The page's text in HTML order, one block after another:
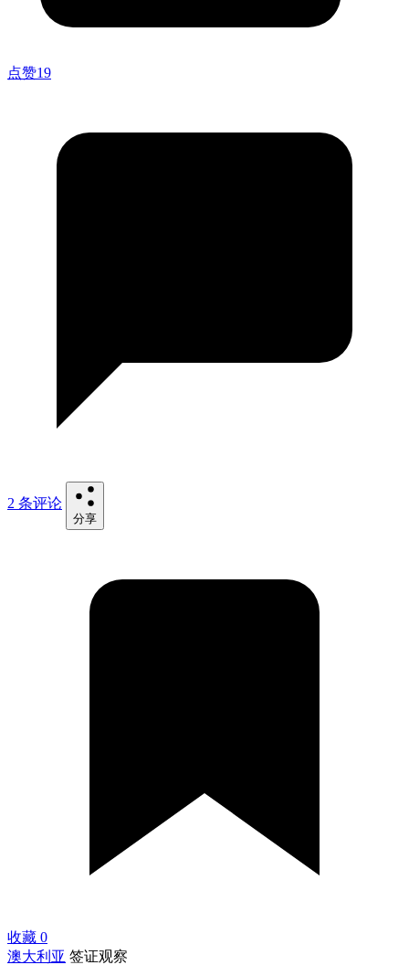
点赞19
2 条评论
分享
收藏 0
澳大利亚 签证观察